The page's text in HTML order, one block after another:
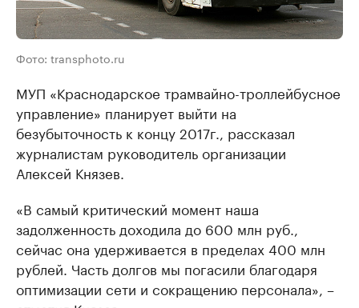
Фото: transphoto.ru
МУП «Краснодарское трамвайно-троллейбусное
управление» планирует выйти на
безубыточность к концу 2017г., рассказал
журналистам руководитель организации
Алексей Князев.
«В самый критический момент наша
задолженность доходила до 600 млн руб.,
сейчас она удерживается в пределах 400 млн
рублей. Часть долгов мы погасили благодаря
оптимизации сети и сокращению персонала», –